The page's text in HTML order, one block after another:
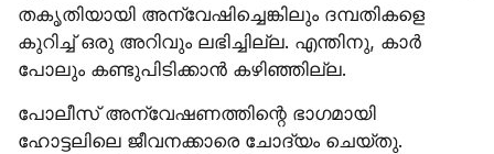
തകൃതിയായി അന്വേഷിച്ചെങ്കിലും ദമ്പതികളെ
കുറിച്ച് ഒരു അറിവും ലഭിച്ചില്ല. എന്തിനു, കാർ
പോലും കണ്ടുപിടിക്കാൻ കഴിഞ്ഞില്ല.
പോലീസ് അന്വേഷണത്തിന്റെ ഭാഗമായി
ഹോട്ടലിലെ ജീവനക്കാരെ ചോദ്യം ചെയ്തു.